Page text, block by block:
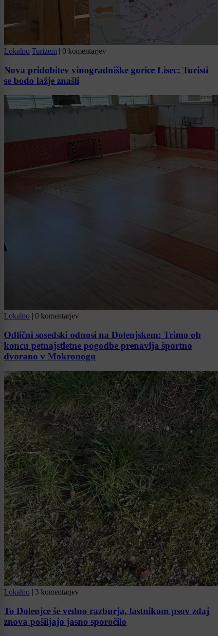
Lokalno Turizem | 0 komentarjev
Nova pridobitev vinogradniške gorice Lisec: Turisti
se bodo lažje znašli
Lokalno | 0 komentarjev
Odlični sosedski odnosi na Dolenjskem: Trimo ob
koncu petnajstletne pogodbe prenavlja športno
dvorano v Mokronogu
Lokalno | 3 komentarjev
To Dolenjce še vedno razburja, lastnikom psov zdaj
znova pošiljajo jasno sporočilo